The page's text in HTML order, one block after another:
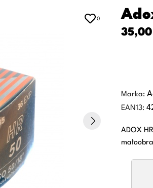
0
35,00
Marka:
EAN13:
ADOX